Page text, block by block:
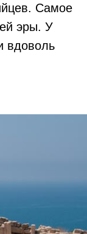
Самое
эры. У
вдоволь